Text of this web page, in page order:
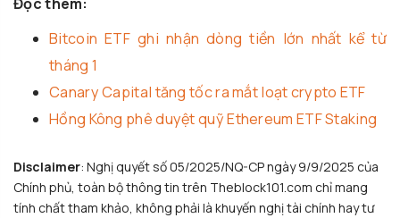
Bitcoin ETF ghi nhận dòng tiền lớn nhất kể từ
tháng 1
Canary Capital tăng tốc ra mắt loạt crypto ETF
Hồng Kông phê duyệt quỹ Ethereum ETF Staking
Disclaimer: Nghị quyết số 05/2025/NQ-CP ngày 9/9/2025 của
Chính phủ, toàn bộ thông tin trên Theblock101.com chỉ mang
tính chất tham khảo, không phải là khuyến nghị tài chính hay tư